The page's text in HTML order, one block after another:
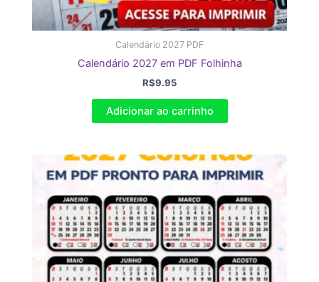
Calendário 2027 PDF
Calendário 2027 em PDF Folhinha
R$9.95
Adicionar ao carrinho